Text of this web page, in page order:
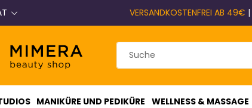
VERSANDKOSTENFREI AB 49€ |
MANIKÜRE UND PEDIKÜRE WELLNESS & MASSAGE